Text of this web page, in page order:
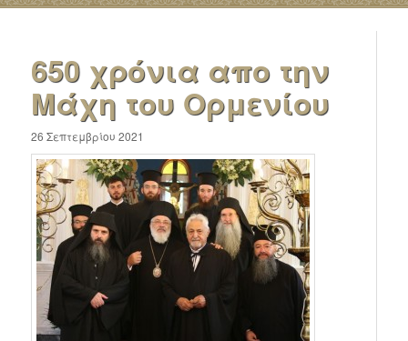
650 χρόνια απο την
Μάχη του Ορμενίου
26 Σεπτεμβρίου 2021